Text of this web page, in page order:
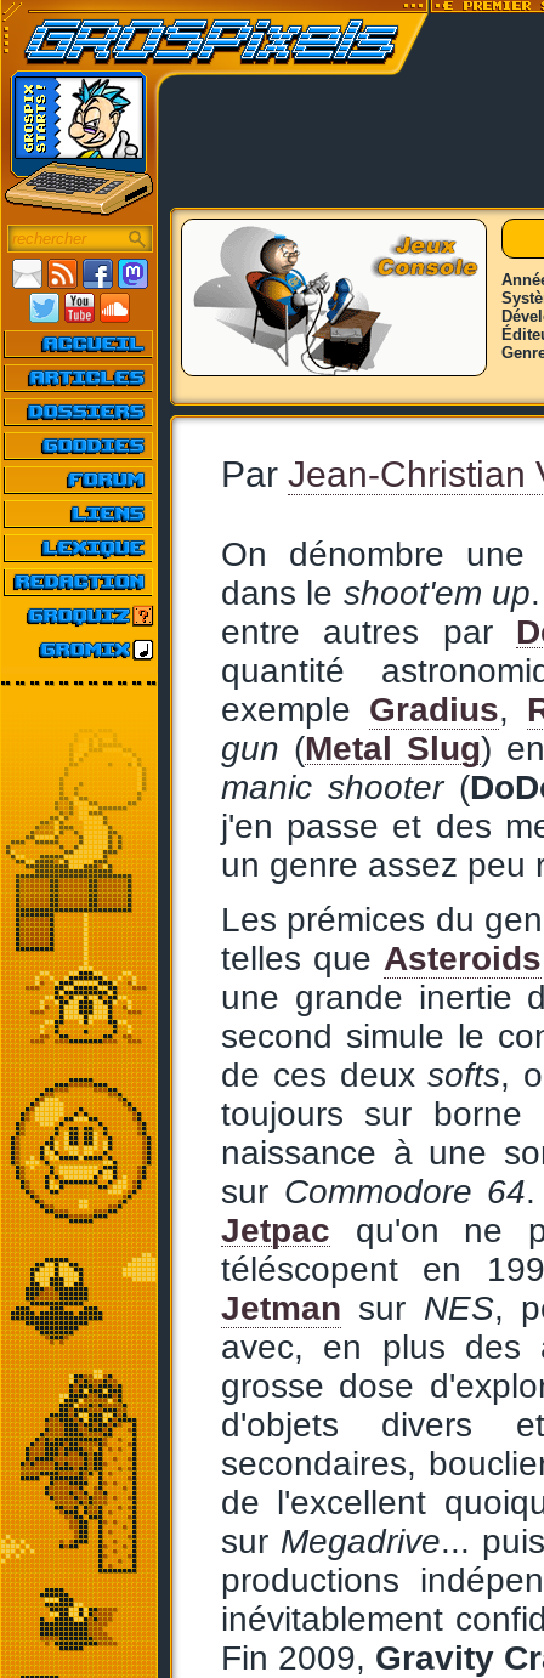
Par Jean-Christian
On dénombre une
dans le shoot'em up
entre autres par
quantité
exemple Gradius,
gun (Metal Slug)
manic shooter(
j'en passe et des
un genre assez peu
Les prémices du
telles que Asteroids
une grande inertie
second simule le
de ces deuxsofts,
toujours sur borne
naissance à une
sur Commodore 64
Jetpac qu'on ne
téléscopent en
Jetman sur NES,
avec, en plus des
grosse dose
d'objets divers
secondaires,
de l'excellent
sur Megadrive...
productions
inévitablement
Fin 2009, Gravity